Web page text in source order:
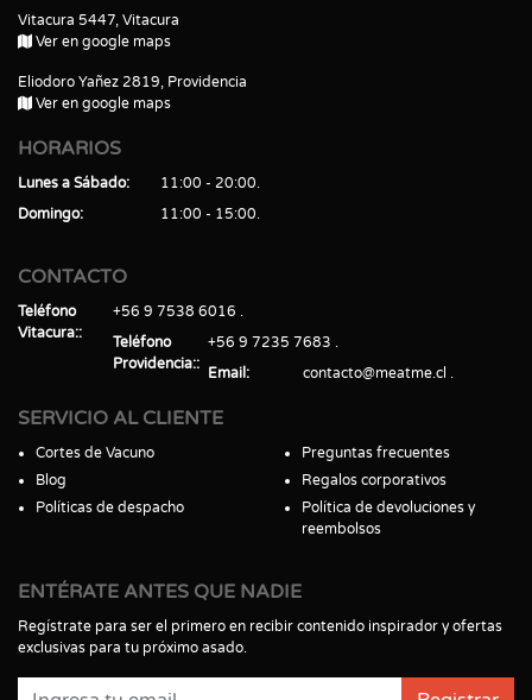
Vitacura 5447, Vitacura
Ver en google maps
Eliodoro Yañez 2819, Providencia
Ver en google maps
HORARIOS
Lunes a Sábado
11:00 - 20:00
Domingo
11:00 - 15:00
CONTACTO
Teléfono
Vitacura:
+56 9 7538 6016
Teléfono
Providencia:
+56 9 7235 7683
Email
contacto@meatme.cl
SERVICIO AL CLIENTE
Cortes de Vacuno
Blog
Políticas de despacho
Preguntas frecuentes
Regalos corporativos
Política de devoluciones y
reembolsos
ENTÉRATE ANTES QUE NADIE
Regístrate para ser el primero en recibir contenido inspirador y ofertas
exclusivas para tu próximo asado.